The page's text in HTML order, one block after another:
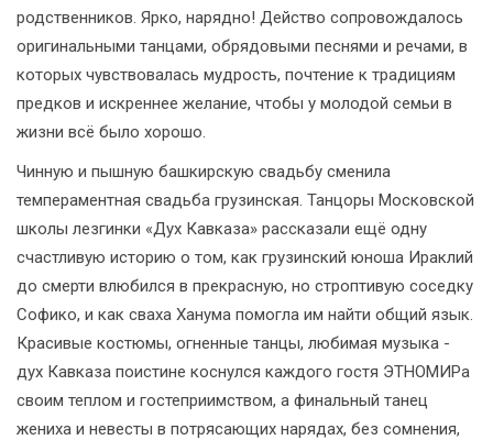
родственников. Ярко, нарядно! Действо сопровождалось
оригинальными танцами, обрядовыми песнями и речами, в
которых чувствовалась мудрость, почтение к традициям
предков и искреннее желание, чтобы у молодой семьи в
жизни всё было хорошо.
Чинную и пышную башкирскую свадьбу сменила
темпераментная свадьба грузинская. Танцоры Московской
школы лезгинки «Дух Кавказа» рассказали ещё одну
счастливую историю о том, как грузинский юноша Ираклий
до смерти влюбился в прекрасную, но строптивую соседку
Софико, и как сваха Ханума помогла им найти общий язык.
Красивые костюмы, огненные танцы, любимая музыка -
дух Кавказа поистине коснулся каждого гостя ЭТНОМИРа
своим теплом и гостеприимством, а финальный танец
жениха и невесты в потрясающих нарядах, без сомнения,